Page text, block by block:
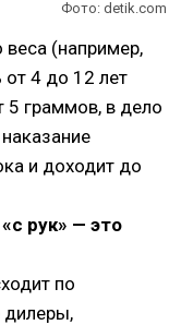
Фото: detik.com
(например,
4 до 12 лет
граммов, в дело
и доходит до
рук» — это
по
дилеры,